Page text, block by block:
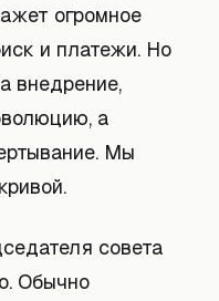
огромное
и платежи. Но
внедрение,
а
Мы
совета
Обычно